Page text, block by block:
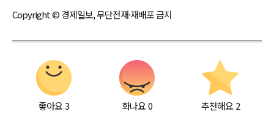
Copyright © 경제일보, 무단전재·재배포 금지
좋아요3 화나요0 추천해요 2